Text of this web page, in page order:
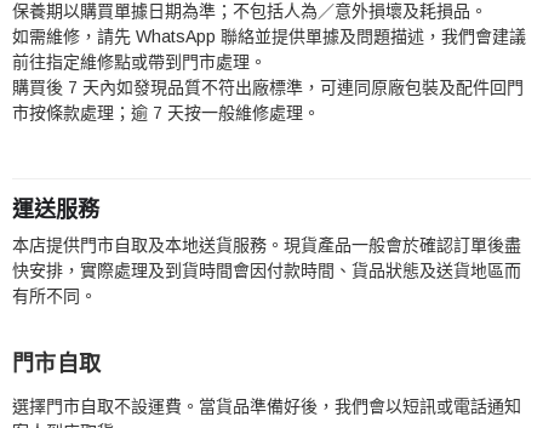
保養期以購買單據日期為準；不包括人為／意外損壞及耗損品。
如需維修，請先 WhatsApp 聯絡並提供單據及問題描述，我們會建議
前往指定維修點或帶到門市處理。
購買後 7 天內如發現品質不符出廠標準，可連同原廠包裝及配件回門
市按條款處理；逾 7 天按一般維修處理。
運送服務
本店提供門市自取及本地送貨服務。現貨產品一般會於確認訂單後盡
快安排，實際處理及到貨時間會因付款時間、貨品狀態及送貨地區而
有所不同。
門市自取
選擇門市自取不設運費。當貨品準備好後，我們會以短訊或電話通知